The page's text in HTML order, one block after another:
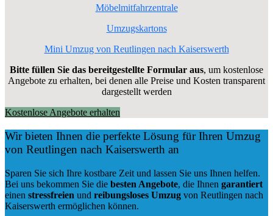
Möbelmitfahrzentrale
Umzugskartons
Mini Umzug von Reutlingen nach Kaiserswerth
Bitte füllen Sie das bereitgestellte Formular aus, um kostenlose
Angebote zu erhalten, bei denen alle Preise und Kosten transparent
dargestellt werden
Kostenlose Angebote erhalten
Wir bieten Ihnen die perfekte Lösung für Ihren Umzug
von Reutlingen nach Kaiserswerth an
Sparen Sie sich Ihre kostbare Zeit und lassen Sie uns Ihnen helfen.
Bei uns bekommen Sie die besten Angebote, die Ihnen garantiert
einen stressfreien und reibungsloses Umzug von Reutlingen nach
Kaiserswerth ermöglichen können.